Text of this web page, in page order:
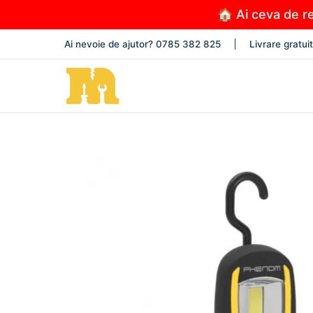
🏠 Ai ceva de
PRODUSE NOUTĂȚI PROMOȚII
Ai nevoie de ajutor? 0785 382 825 Livrare